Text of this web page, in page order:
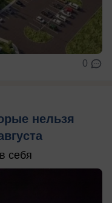
0
нельзя
себя